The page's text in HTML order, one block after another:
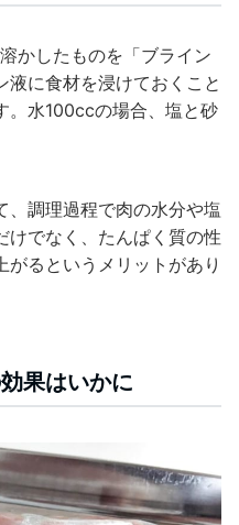
かしたものを「ブライン
に食材を浸けておくこと
。水100ccの場合、塩と砂
、調理過程で肉の水分や塩
けでなく、たんぱく質の性
るというメリットがあり
果はいかに